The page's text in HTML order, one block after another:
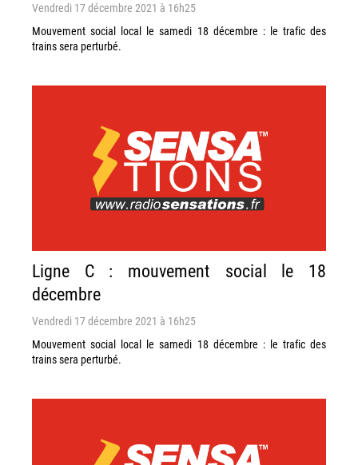
Vendredi 17 décembre 2021 à 16h25
Mouvement social local le samedi 18 décembre : le trafic des
trains sera perturbé.
Ligne C : mouvement social le 18
décembre
Vendredi 17 décembre 2021 à 16h25
Mouvement social local le samedi 18 décembre : le trafic des
trains sera perturbé.